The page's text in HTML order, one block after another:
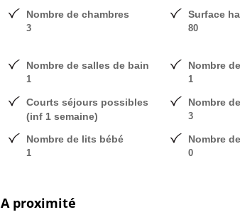
Nombre de chambres
3
Surface
80
Nombre de salles de bain
1
Nombre
1
Courts séjours possibles
(inf 1 semaine)
Nombre
3
Nombre de lits bébé
1
Nombre
0
A proximité